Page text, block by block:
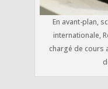
En avant-plan,
internationale,
chargé de cours